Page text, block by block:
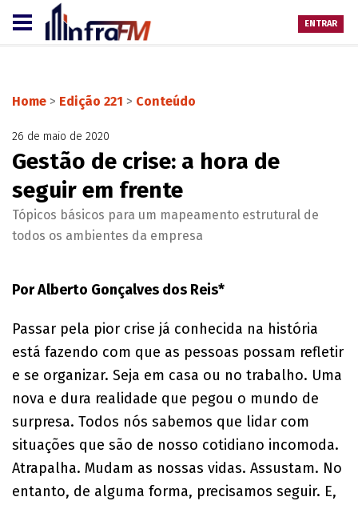
ENTRAR
Home > Edição 221 > Conteúdo
26 de maio de 2020
Gestão de crise: a hora de
seguir em frente
Tópicos básicos para um mapeamento estrutural de
todos os ambientes da empresa
Por Alberto Gonçalves dos Reis*
Passar pela pior crise já conhecida na história
está fazendo com que as pessoas possam refletir
e se organizar. Seja em casa ou no trabalho. Uma
nova e dura realidade que pegou o mundo de
surpresa. Todos nós sabemos que lidar com
situações que são de nosso cotidiano incomoda.
Atrapalha. Mudam as nossas vidas. Assustam. No
entanto, de alguma forma, precisamos seguir. E,